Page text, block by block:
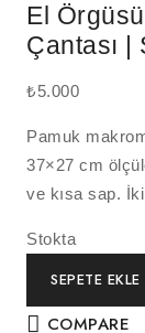
El
Çantası |
₺5.000
Pamuk
37×27 cm
ve kısa sap.
Stokta
SEPETE EKLE
COMPARE